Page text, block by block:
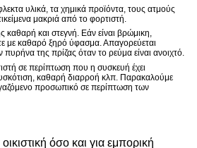
υλικά, τα χημικά προϊόντα, τους ατμούς
μακριά από το φορτιστή.
καθαρή και στεγνή. Εάν είναι βρώμικη,
με καθαρό ξηρό ύφασμα. Απαγορεύεται
πυρήνα της πρίζας όταν το ρεύμα είναι ανοιχτό.
σε περίπτωση που η συσκευή έχει
καθαρή διαρροή κλπ. Παρακαλούμε
προσωπικό σε περίπτωση των
όσο και για εμπορική